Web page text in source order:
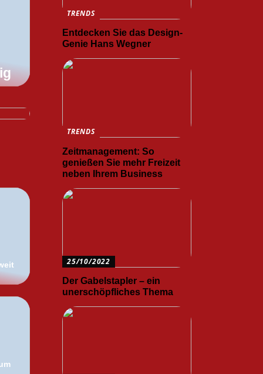
TRENDS
Entdecken Sie das Design-
Genie Hans Wegner
TRENDS
Zeitmanagement: So
genießen Sie mehr Freizeit
neben Ihrem Business
25/10/2022
Der Gabelstapler – ein
unerschöpfliches Thema